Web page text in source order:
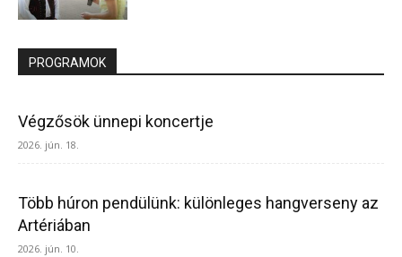
PROGRAMOK
Végzősök ünnepi koncertje
2026. jún. 18.
Több húron pendülünk: különleges hangverseny az
Artériában
2026. jún. 10.